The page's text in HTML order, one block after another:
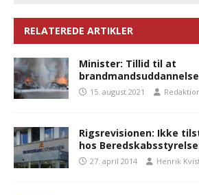
RELATEREDE ARTIKLER
Minister: Tillid til at
15. august 2021
Rigsrevisionen: Ikke
hos
27. april 2014 Henrik